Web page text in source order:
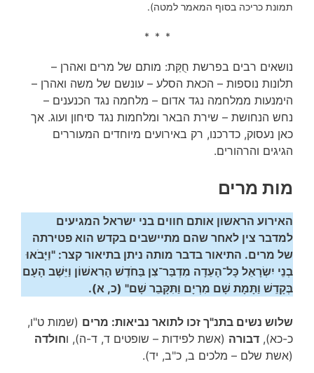
תמונת כריכה בסוף המאמר למטה).
* * *
נושאים רבים בפרשת חֻקַּת: מותם של מרים ואהרן –
תלונות נוספות – הכאת הסלע – עונשם של משה ואהרן –
הימנעות ממלחמה נגד אדום – מלחמה נגד הכנענים –
נחש הנחושת – שירת הבאר ומלחמות נגד סיחון ועוג. אך
כאן נעסוק, כדרכנו, רק באירועים מיוחדים המעוררים
הגיגים והרהורים.
מות מרים
האירוע הראשון אותם חווים בני ישראל המגיעים
למדבר צין לאחר שהם מתיישבים בקדש הוא פטירתה
של מרים. התיאור בדבר מותה ניתן בתיאור קצר: "וַיָּבֹאוּ
בְנֵי יִשְׂרָאֵל כָּל־הָעֵדָה מִדְבַּר־צִן בַּחֹדֶשׁ הָרִאשׁוֹן וַיֵּשֶׁב הָעָם
בְּקָדֵשׁ וַתָּמָת שָׁם מִרְיָם וַתִּקָּבֵר שָׁם" (כ, א).
שלוש נשים בתנ"ך זכו לתואר נביאות: מרים (שמות ט"ו,
כ-כא), דבורה (אשת לפידות – שופטים ד, ד-ה), וחולדה
(אשת שלם – מלכים ב, כ"ב, יד).